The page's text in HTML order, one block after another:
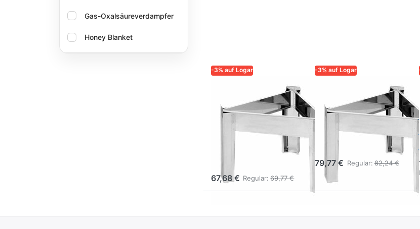
Gas-Oxalsäureverdampfer
Honey Blanket
-3% auf Logar
LOGAR – QUALITÄT UND
ZUVERLÄSSIGKEIT FÜR
Logar Ständer
für Behälter ø
52 cm,
Edelstahl
67,68 € Regular: 69,77 €
-3% auf Logar
LOGAR – QUALITÄT UND
ZUVERLÄSSIGKEIT FÜR
Logar Ständer
für Behälter ø
63 cm
79,77 € Regular: 82,24 €